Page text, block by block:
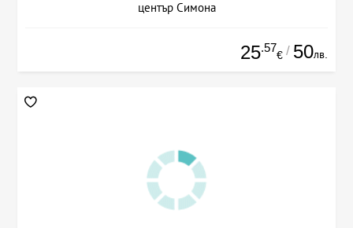
център Симона
25.57
€ / 50лв.